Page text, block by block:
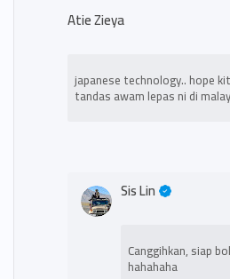
Atie Zieya
japanese technology.. hope
tandas awam lepas ni di
Sis Lin
Canggihkan, siap
hahahaha